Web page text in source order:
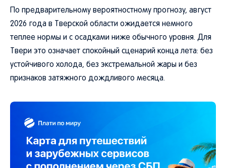
По предварительному вероятностному прогнозу, август
2026 года в Тверской области ожидается немного
теплее нормы и с осадками ниже обычного уровня. Для
Твери это означает спокойный сценарий конца лета: без
устойчивого холода, без экстремальной жары и без
признаков затяжного дождливого месяца.